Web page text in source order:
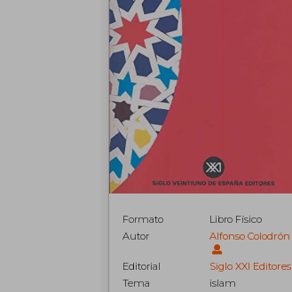
Formato
Libro Físico
Autor
Alfonso Colodrón
Editorial
Siglo XXI Editores
Tema
islam